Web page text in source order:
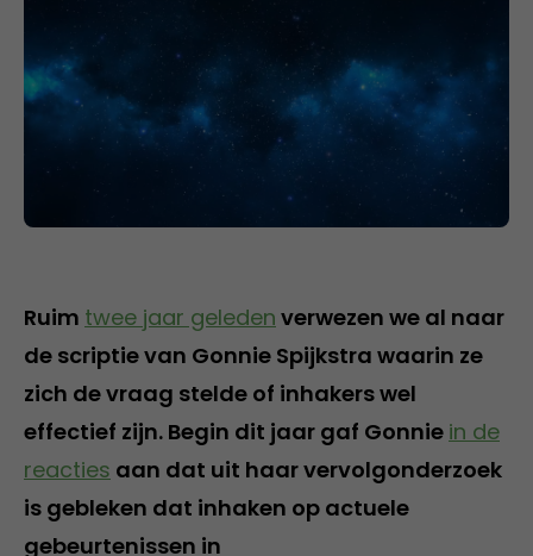
Ruim twee jaar geleden verwezen we al naar
de scriptie van Gonnie Spijkstra waarin ze
zich de vraag stelde of inhakers wel
effectief zijn. Begin dit jaar gaf Gonnie in de
reacties aan dat uit haar vervolgonderzoek
is gebleken dat inhaken op actuele
gebeurtenissen in